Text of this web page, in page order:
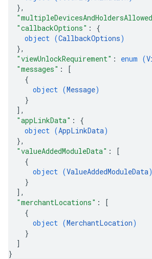
},
"callbackOptions" : {
object (CallbackOptions)
},
"viewUnlockRequirement" : enum (
"messages" :
[
{
object (Message)
}
] ,
"appLinkData" : {
object (AppLinkData)
},
"valueAddedModuleData" :
[
{
object (ValueAddedModuleData)
}
] ,
"merchantLocations" :
[
{
object (MerchantLocation)
}
]
}